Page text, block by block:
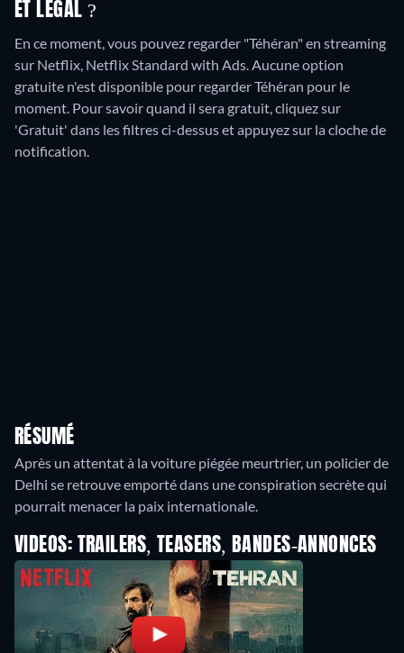
ET LÉGAL ?
En ce moment, vous pouvez regarder "Téhéran" en streaming
sur Netflix, Netflix Standard with Ads.Aucune option
gratuite n'est disponible pour regarder Téhéran pour le
moment. Pour savoir quand il sera gratuit, cliquez sur
'Gratuit' dans les filtres ci-dessus et appuyez sur la cloche de
notification.
RÉSUMÉ
Après un attentat à la voiture piégée meurtrier, un policier de
Delhi se retrouve emporté dans une conspiration secrète qui
pourrait menacer la paix internationale.
VIDEOS: TRAILERS, TEASERS, BANDES-ANNONCES